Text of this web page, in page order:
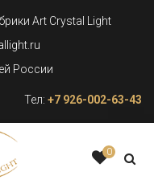
Art Crystal Light
России
Тел: +7 926-002-63-43
0